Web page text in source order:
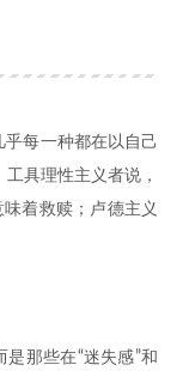
每一种都在以自己
具理性主义者说，
着救赎；卢德主义
那些在“迷失感”和